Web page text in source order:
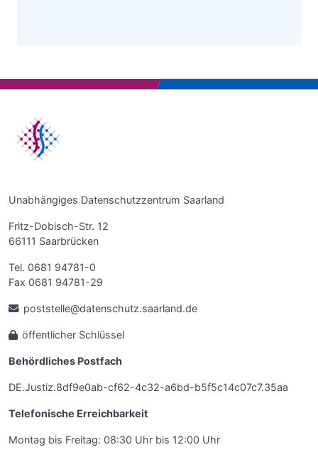
Unabhängiges Datenschutzzentrum Saarland
Fritz-Dobisch-Str. 12
66111 Saarbrücken
Tel. 0681 94781-0
Fax 0681 94781-29
poststelle@datenschutz.saarland.de
öffentlicher Schlüssel
Behördliches Postfach
DE.Justiz.8df9e0ab-cf62-4c32-a6bd-b5f5c14c07c7.35aa
Telefonische Erreichbarkeit
Montag bis Freitag: 08:30 Uhr bis 12:00 Uhr